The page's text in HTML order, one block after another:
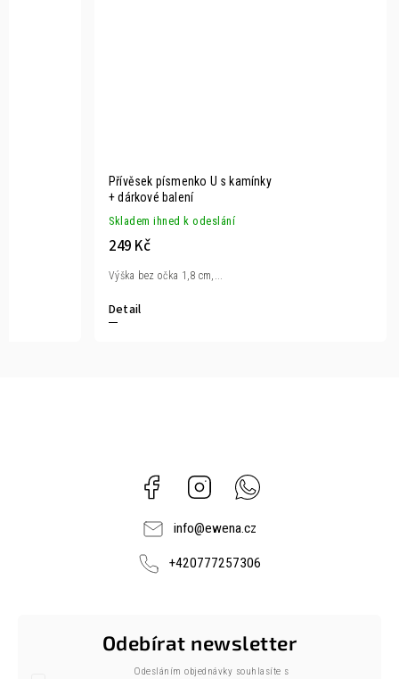
Přívěsek písmenko U s kamínky
+ dárkové balení
Skladem ihned k odeslání
249 Kč
Detail
Výška bez očka 1,8 cm,...
Facebook Instagram
info@ewena.cz
+420777257306
Odebírat newsletter
Odesláním objednávky souhlasíte s